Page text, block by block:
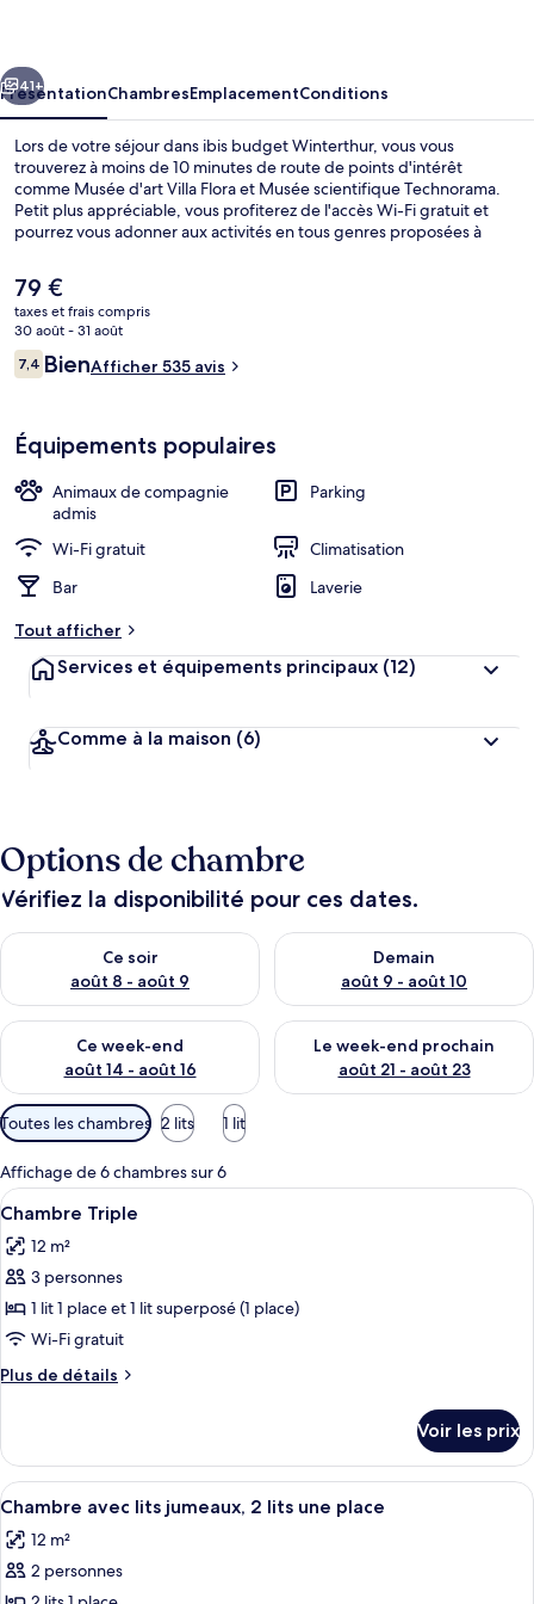
Suivant
41+
PrésentationChambresEmplacementConditions
Lors de votre séjour dans ibis budget Winterthur, vous vous
trouverez à moins de 10 minutes de route de points d'intérêt
comme Musée d'art Villa Flora et Musée scientifique Technorama.
Petit plus appréciable, vous profiterez de l'accès Wi-Fi gratuit et
pourrez vous adonner aux activités en tous genres proposées à
menu des petits plus offerts sur place, on trouve un bar / salon, un
snack-bar/une épicerie fine et une terrasse. Sympa non ?
Le
prix
actuel
est
de
79 €
taxes et frais compris
30 août - 31 août
Avis
voyageurs
7,47,4 sur 10
BienAfficher 535 avis
Équipements populaires
Animaux de compagnie
admis
Parking
Wi-Fi gratuit
Climatisation
Bar
Laverie
Tout afficher
Services et équipements principaux (12)
Comme à la maison (6)
Options de chambre
Vérifiez la disponibilité pour ces dates.
Ce soir
août 8 - août 9
Vérifier la disponibilité pour ce soir août 8 - août 9
Demain
août 9 - août 10
Vérifier la disponibilité pour
Ce week-end
août 14 - août 16
Vérifier la disponibilité pour ce week-end août 14 - août 16
Le week-end prochain
août 21 - août 23
Vérifier la disponibilité pour
Filtres
disponibles
pour
les
chambres
Toutes les chambres 2 lits 1 lit
Affichage de 6 chambres sur 6
Afficher
toutes
les
photos
pour
ce
type
de
Chambre
Triple
Une chambre avec un lit superposé,
4
Chambre Triple
12 m²
3 personnes
1 lit 1 place et 1 lit superposé (1 place)
Wi-Fi gratuit
Plus de détails
Plus
le
type
de
Chambre
Triple
Voir les prix
Afficher
toutes
les
photos
Une chambre d’hôtel avec deux
5
Chambre avec lits jumeaux, 2 lits une place
12 m²
2 personnes